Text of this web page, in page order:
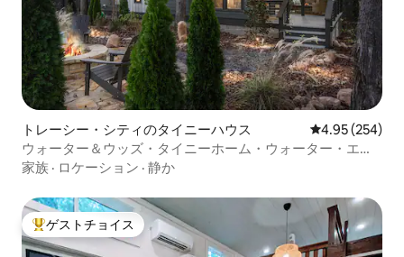
トレーシー・シティのタイニーハウス レビュー254
4.95 (254)
ウォーター＆ウッズ・タイニーホーム・ウォーター・エッ
ジ
家族 · ロケーション · 静か
大好評のゲストチョイスです。
ゲストチョイス